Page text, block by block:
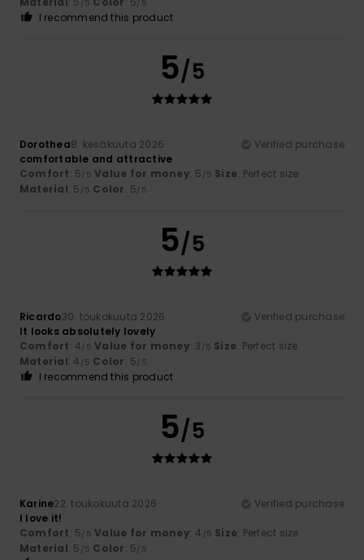
/5 /5
I recommend this product
5/5
Dorothea8. kesäkuuta 2026
Verified purchase
comfortable and attractive
Comfort: 5/5 Value for money: 5 /5 Size: Perfect size
Material: 5 /5 Color: 5/5
5/5
Ricardo30. toukokuuta 2026
Verified purchase
It looks absolutely lovely
Comfort: 4/5 Value for money: 3 /5 Size: Perfect size
Material: 4 /5 Color: 5/5
I recommend this product
5/5
Karine22. toukokuuta 2026
Verified purchase
I love it!
Comfort: 5/5 Value for money: 4 /5 Size: Perfect size
Material: 5 /5 Color: 5/5